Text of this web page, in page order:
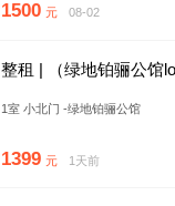
1500 元 08-02
整租 | （绿地铂骊公馆
1室 小北门 -绿地铂骊公馆
1399 元 1天前